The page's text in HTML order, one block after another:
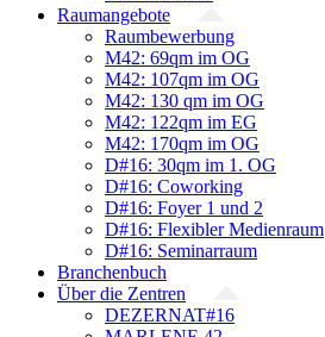
Raumangebote
Raumbewerbung
M42: 69qm im OG
M42: 107qm im OG
M42: 130 qm im OG
M42: 122qm im EG
M42: 170qm im OG
D#16: 30qm im 1. OG
D#16: Coworking
D#16: Foyer 1 und 2
D#16: Flexibler Medienraum
D#16: Seminarraum
Branchenbuch
Über die Zentren
DEZERNAT#16